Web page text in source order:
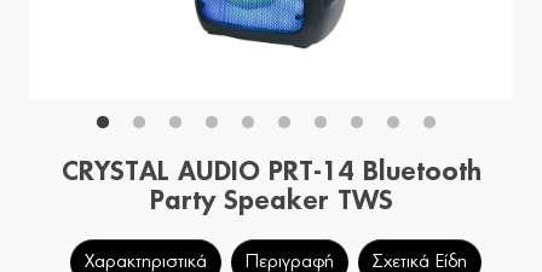
CRYSTAL AUDIO PRT-14 Bluetooth
Party Speaker TWS
Χαρακτηριστικά Περιγραφή Σχετικά Είδη